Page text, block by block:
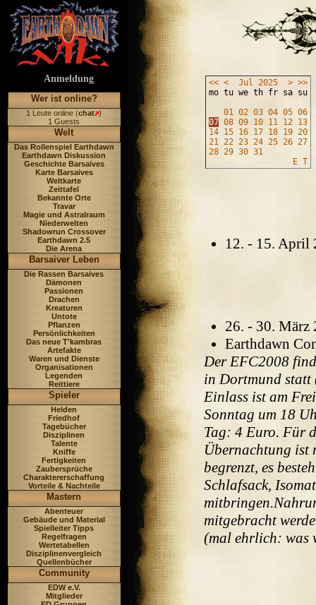
Anmeldung
Wer ist online?
1 Leute online (chat )
1 Guests
Welt
Das Rollenspiel Earthdawn
Earthdawn Diskussion
Geschichte Barsaives
Karte Barsaives
Weltkarte
Zeittafel
Bekannte Orte
Travar
Magie und Astralraum
Niederwelten
Shadowrun Crossover
Earthdawn 2.5
Die Arena
Barsaiver Leben
Die Rassen Barsaives
Dämonen
Passionen
Drachen
Kreaturen
Untote
Pflanzen
Persönlichkeiten
Das neue T'kambras
Artefakte
Waren und Dienste
Organisationen
Legenden
Reittiere
Spieler
Helden
Friedhof
Tagebücher
Disziplinen
Talente
Kniffe
Fertigkeiten
Zaubersprüche
Charaktererschaffung
Vorteile & Nachteile
Mastern
Abenteuer
Gebäude und Material
Spielleiter Tipps
Regelfragen
Wertetabellen
Disziplinenvergleich
Quellenbücher
Community
EDW e.V.
Mitglieder
<< < Jul 2025 > >>
mo tu we th fr sa su
01 02 03 04 05 06
07 08 09 10 11 12 13
14 15 16 17 18 19 20
21 22 23 24 25 26 27
28 29 30 31
E T
12. - 15. April
26. - 30.
Earthdawn
Der EFC2008
in Dortmund
Einlass ist am
Sonntag um 18
Tag: 4 Euro. Für
Übernachtung ist
begrenzt, es
Schlafsack,
mitgebracht
(mal ehrlich: was